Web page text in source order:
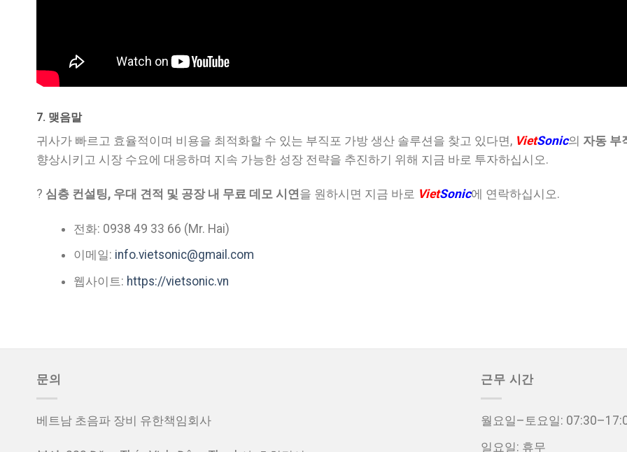
7. 맺음말
귀사가 빠르고 효율적이며 비용을 최적화할 수 있는 부직포 가방 생산 솔루션을 찾고 있다면, VietSonic의 자동 부
향상시키고 시장 수요에 대응하며 지속 가능한 성장 전략을 추진하기 위해 지금 바로 투자하십시오.
? 심층 컨설팅, 우대 견적 및 공장 내 무료 데모 시연을 원하시면 지금 바로 VietSonic에 연락하십시오.
전화: 0938 49 33 66 (Mr. Hai)
이메일: info.vietsonic@gmail.com
웹사이트: https://vietsonic.vn
문의
베트남 초음파 장비 유한책임회사
근무 시간
월요일–토요일:
일요일: 휴무